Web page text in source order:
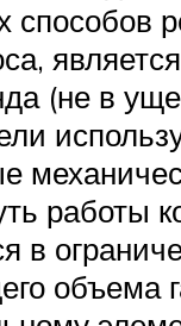
способов
(не в
работы
в
объема